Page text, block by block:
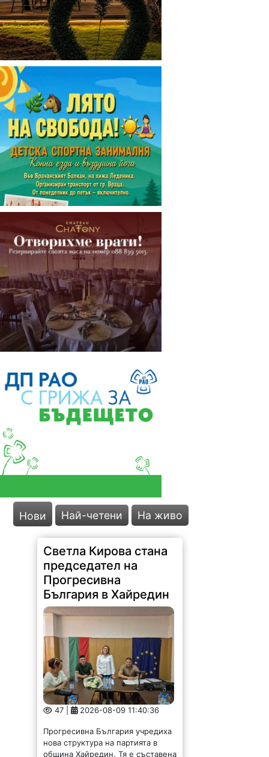
Нови Най-четени На живо
Светла Кирова стана
председател на
Прогресивна
България в Хайредин
47 | 2026-08-09 11:40:36
Прогресивна България учредиха
нова структура на партията в
община Хайредин. Тя е съставена